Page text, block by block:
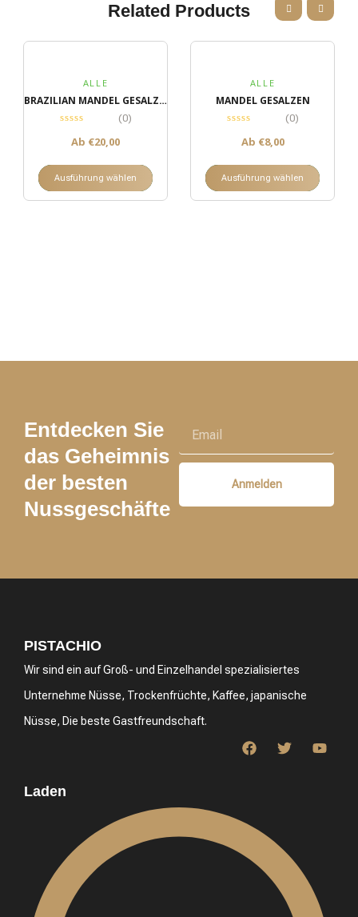
Related Products
ALLE
BRAZILIAN MANDEL GESALZEN
(0)
Ab €20,00
Ausführung wählen
ALLE
MANDEL GESALZEN
(0)
Ab €8,00
Ausführung wählen
Entdecken Sie
das Geheimnis
der besten
Nussgeschäfte
Anmelden
PISTACHIO
Wir sind ein auf Groß- und Einzelhandel spezialisiertes
Unternehme Nüsse, Trockenfrüchte, Kaffee, japanische
Nüsse, Die beste Gastfreundschaft.
Laden